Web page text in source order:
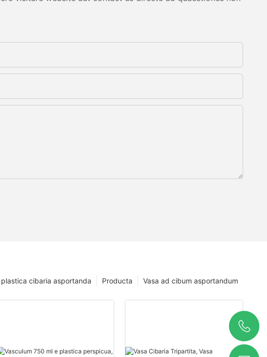
Vasa ad cibum asportandum
Producta
cibaria asportanda